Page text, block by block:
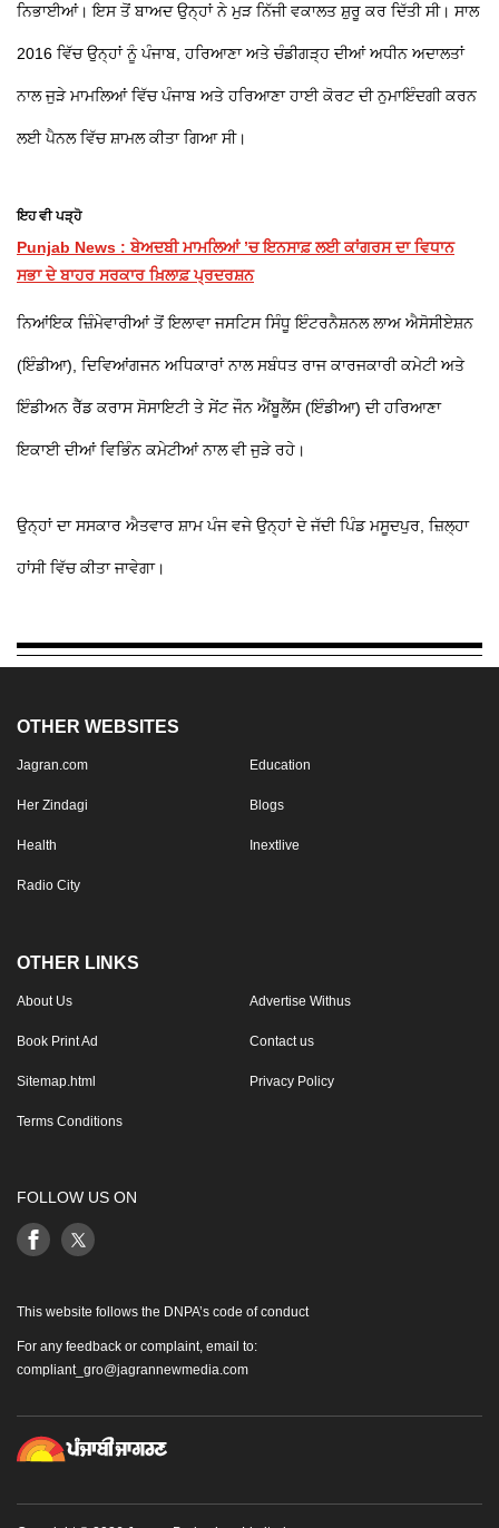
ਨਿਭਾਈਆਂ। ਇਸ ਤੋਂ ਬਾਅਦ ਉਨ੍ਹਾਂ ਨੇ ਮੁੜ ਨਿੱਜੀ ਵਕਾਲਤ ਸ਼ੁਰੂ ਕਰ ਦਿੱਤੀ ਸੀ। ਸਾਲ
2016 ਵਿੱਚ ਉਨ੍ਹਾਂ ਨੂੰ ਪੰਜਾਬ, ਹਰਿਆਣਾ ਅਤੇ ਚੰਡੀਗੜ੍ਹ ਦੀਆਂ ਅਧੀਨ ਅਦਾਲਤਾਂ
ਨਾਲ ਜੁੜੇ ਮਾਮਲਿਆਂ ਵਿੱਚ ਪੰਜਾਬ ਅਤੇ ਹਰਿਆਣਾ ਹਾਈ ਕੋਰਟ ਦੀ ਨੁਮਾਇੰਦਗੀ ਕਰਨ
ਲਈ ਪੈਨਲ ਵਿੱਚ ਸ਼ਾਮਲ ਕੀਤਾ ਗਿਆ ਸੀ।
ਇਹ ਵੀ ਪੜ੍ਹੋ
Punjab News : ਬੇਅਦਬੀ ਮਾਮਲਿਆਂ ’ਚ ਇਨਸਾਫ਼ ਲਈ ਕਾਂਗਰਸ ਦਾ ਵਿਧਾਨ
ਸਭਾ ਦੇ ਬਾਹਰ ਸਰਕਾਰ ਖ਼ਿਲਾਫ਼ ਪ੍ਰਦਰਸ਼ਨ
ਨਿਆਂਇਕ ਜ਼ਿੰਮੇਵਾਰੀਆਂ ਤੋਂ ਇਲਾਵਾ ਜਸਟਿਸ ਸਿੰਧੂ ਇੰਟਰਨੈਸ਼ਨਲ ਲਾਅ ਐਸੋਸੀਏਸ਼ਨ
(ਇੰਡੀਆ), ਦਿਵਿਆਂਗਜਨ ਅਧਿਕਾਰਾਂ ਨਾਲ ਸਬੰਧਤ ਰਾਜ ਕਾਰਜਕਾਰੀ ਕਮੇਟੀ ਅਤੇ
ਇੰਡੀਅਨ ਰੈੱਡ ਕਰਾਸ ਸੋਸਾਇਟੀ ਤੇ ਸੇਂਟ ਜੌਨ ਐਂਬੂਲੈਂਸ (ਇੰਡੀਆ) ਦੀ ਹਰਿਆਣਾ
ਇਕਾਈ ਦੀਆਂ ਵਿਭਿੰਨ ਕਮੇਟੀਆਂ ਨਾਲ ਵੀ ਜੁੜੇ ਰਹੇ।
ਉਨ੍ਹਾਂ ਦਾ ਸਸਕਾਰ ਐਤਵਾਰ ਸ਼ਾਮ ਪੰਜ ਵਜੇ ਉਨ੍ਹਾਂ ਦੇ ਜੱਦੀ ਪਿੰਡ ਮਸੂਦਪੁਰ, ਜ਼ਿਲ੍ਹਾ
ਹਾਂਸੀ ਵਿੱਚ ਕੀਤਾ ਜਾਵੇਗਾ।
OTHER WEBSITES
Jagran.com Education
Her Zindagi Blogs
Health Inextlive
Radio City
OTHER LINKS
About Us Advertise Withus
Book Print Ad Contact us
Sitemap.html Privacy Policy
Terms Conditions
FOLLOW US ON
This website follows the DNPA’s code of conduct
For any feedback or complaint, email to:
compliant_gro@jagrannewmedia.com